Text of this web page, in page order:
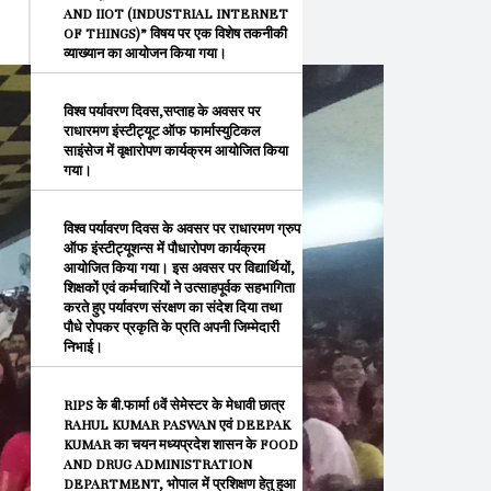
AND IIOT (INDUSTRIAL INTERNET
OF THINGS)” विषय पर एक विशेष तकनीकी
व्याख्यान का आयोजन किया गया।
विश्व पर्यावरण दिवस,सप्ताह के अवसर पर
राधारमण इंस्टीट्यूट ऑफ फार्मास्युटिकल
साइंसेज में वृक्षारोपण कार्यक्रम आयोजित किया
गया।
विश्व पर्यावरण दिवस के अवसर पर राधारमण ग्रुप
ऑफ इंस्टीट्यूशन्स में पौधारोपण कार्यक्रम
आयोजित किया गया। इस अवसर पर विद्यार्थियों,
शिक्षकों एवं कर्मचारियों ने उत्साहपूर्वक सहभागिता
करते हुए पर्यावरण संरक्षण का संदेश दिया तथा
पौधे रोपकर प्रकृति के प्रति अपनी जिम्मेदारी
निभाई।
RIPS के बी.फार्मा 6वें सेमेस्टर के मेधावी छात्र
RAHUL KUMAR PASWAN एवं DEEPAK
KUMAR का चयन मध्यप्रदेश शासन के FOOD
AND DRUG ADMINISTRATION
DEPARTMENT, भोपाल में प्रशिक्षण हेतु हुआ